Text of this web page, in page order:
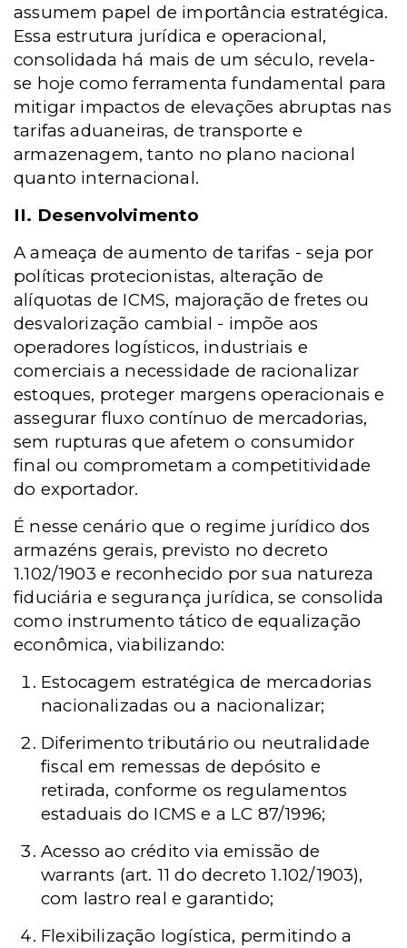
assumem papel de importância estratégica.
Essa estrutura jurídica e operacional,
consolidada há mais de um século, revela-
se hoje como ferramenta fundamental para
mitigar impactos de elevações abruptas nas
tarifas aduaneiras, de transporte e
armazenagem, tanto no plano nacional
quanto internacional.
II. Desenvolvimento
A ameaça de aumento de tarifas - seja por
políticas protecionistas, alteração de
alíquotas de ICMS, majoração de fretes ou
desvalorização cambial - impõe aos
operadores logísticos, industriais e
comerciais a necessidade de racionalizar
estoques, proteger margens operacionais e
assegurar fluxo contínuo de mercadorias,
sem rupturas que afetem o consumidor
final ou comprometam a competitividade
do exportador.
É nesse cenário que o regime jurídico dos
armazéns gerais, previsto no decreto
1.102/1903 e reconhecido por sua natureza
fiduciária e segurança jurídica, se consolida
como instrumento tático de equalização
econômica, viabilizando:
Estocagem estratégica de mercadorias
nacionalizadas ou a nacionalizar;
Diferimento tributário ou neutralidade
fiscal em remessas de depósito e
retirada, conforme os regulamentos
estaduais do ICMS e a LC 87/1996;
Acesso ao crédito via emissão de
warrants (art. 11 do decreto 1.102/1903),
com lastro real e garantido;
Flexibilização logística, permitindo a